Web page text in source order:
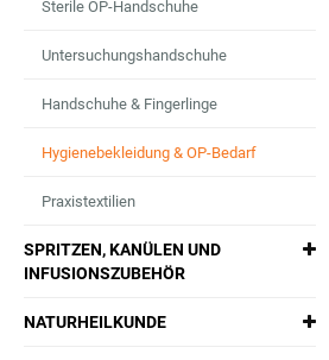
Sterile OP-Handschuhe
Untersuchungshandschuhe
Handschuhe & Fingerlinge
Hygienebekleidung & OP-Bedarf
Praxistextilien
SPRITZEN, KANÜLEN UND
INFUSIONSZUBEHÖR
NATURHEILKUNDE